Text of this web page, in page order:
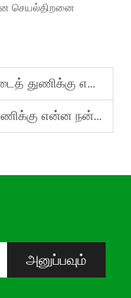
செயல்திறனை
எவ்வளவு தடிமன் உள்ளது?
என்ன நன்மைகள் உள்ளன?
அனுப்பவும்